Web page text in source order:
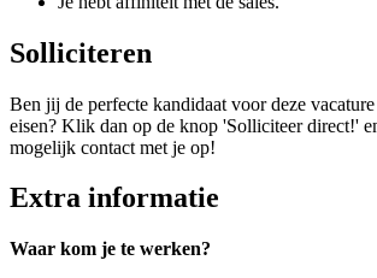
Solliciteren
Ben jij de perfecte kandidaat voor deze
eisen? Klik dan op de knop 'Solliciteer direct!'
mogelijk contact met je op!
Extra informatie
Waar kom je te werken?